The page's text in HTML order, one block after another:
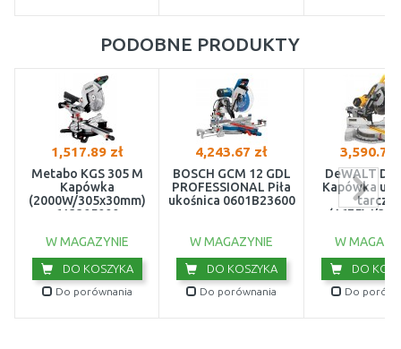
PODOBNE PRODUKTY
1,517.89 zł
Metabo KGS 305 M
Kapówka
(2000W/305x30mm)
613305000
W MAGAZYNIE
DO KOSZYKA
Do porównania
4,243.67 zł
BOSCH GCM 12 GDL
PROFESSIONAL Piła
ukośnica 0601B23600
W MAGAZYNIE
DO KOSZYKA
Do porównania
3,590.73
DeWALT
Kapówka
tarcza
(1675W/
W
DO
Do